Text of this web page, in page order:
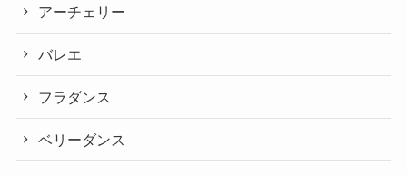
アーチェリー
バレエ
フラダンス
ベリーダンス